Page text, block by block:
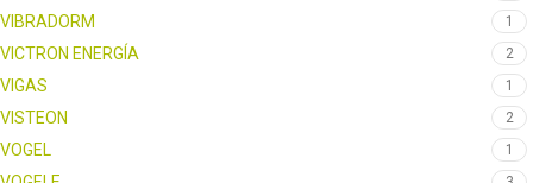
VIBRADORM 1
VICTRON ENERGÍA 2
VIGAS 1
VISTEON 2
VOGEL 1